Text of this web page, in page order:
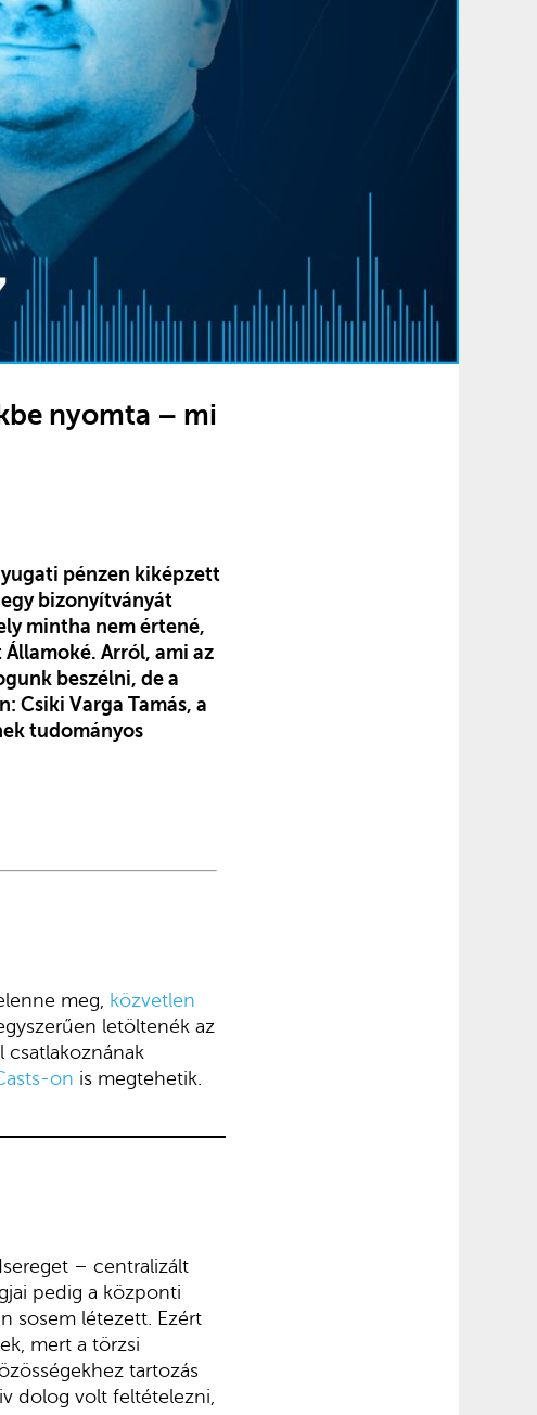
nyomta – mi
pénzen kiképzett
bizonyítványát
mintha nem értené,
Arról, ami az
beszélni, de a
Csiki Varga Tamás, a
tudományos
meg, közvetlen
letöltenék az
csatlakoznának
on is megtehetik.
– centralizált
pedig a központi
sosem létezett. Ezért
mert a törzsi
tartozás
dolog volt feltételezni,